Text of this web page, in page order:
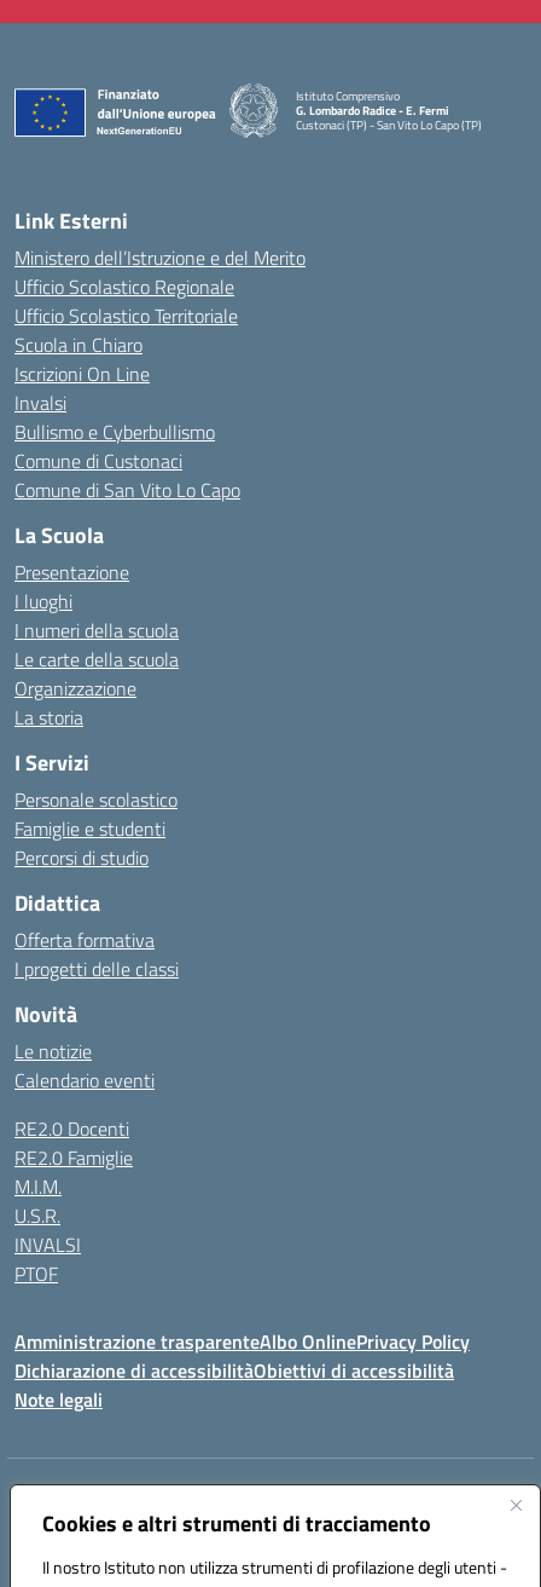
Cookies e altri strumenti di tracciamento
Il nostro Istituto non utilizza strumenti di profilazione degli utenti -
Istituto Comprensivo
G. Lombardo Radice - E. Fermi
Custonaci (TP) - San Vito Lo Capo (TP)
— Visita la pagina iniziale della scuola
Link Esterni
Ministero dell’Istruzione e del Merito
Ufficio Scolastico Regionale
Ufficio Scolastico Territoriale
Scuola in Chiaro
Iscrizioni On Line
Invalsi
Bullismo e Cyberbullismo
Comune di Custonaci
Comune di San Vito Lo Capo
La Scuola
Presentazione
I luoghi
I numeri della scuola
Le carte della scuola
Organizzazione
La storia
I Servizi
Personale scolastico
Famiglie e studenti
Percorsi di studio
Didattica
Offerta formativa
I progetti delle classi
Novità
Le notizie
Calendario eventi
RE2.0 Docenti
RE2.0 Famiglie
M.I.M.
U.S.R.
INVALSI
PTOF
Amministrazione trasparenteAlbo OnlinePrivacy Policy
Dichiarazione di accessibilitàObiettivi di accessibilità
Note legali
Indirizzo:
Centralino:09231872080 Email:tpic80900q@istruzione.it